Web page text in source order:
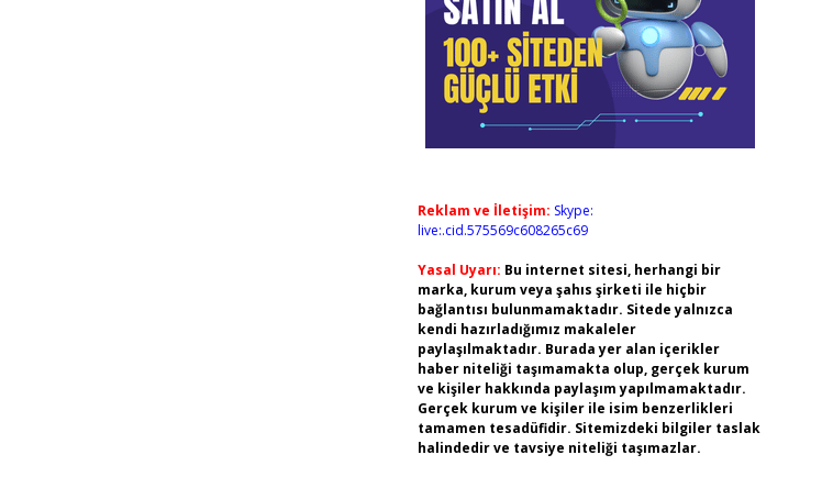
Reklam ve İletişim: Skype:
live:.cid.575569c608265c69
Yasal Uyarı: Bu internet sitesi, herhangi bir
marka, kurum veya şahıs şirketi ile hiçbir
bağlantısı bulunmamaktadır. Sitede yalnızca
kendi hazırladığımız makaleler
paylaşılmaktadır. Burada yer alan içerikler
haber niteliği taşımamakta olup, gerçek kurum
ve kişiler hakkında paylaşım yapılmamaktadır.
Gerçek kurum ve kişiler ile isim benzerlikleri
tamamen tesadüfidir. Sitemizdeki bilgiler taslak
halindedir ve tavsiye niteliği taşımazlar.